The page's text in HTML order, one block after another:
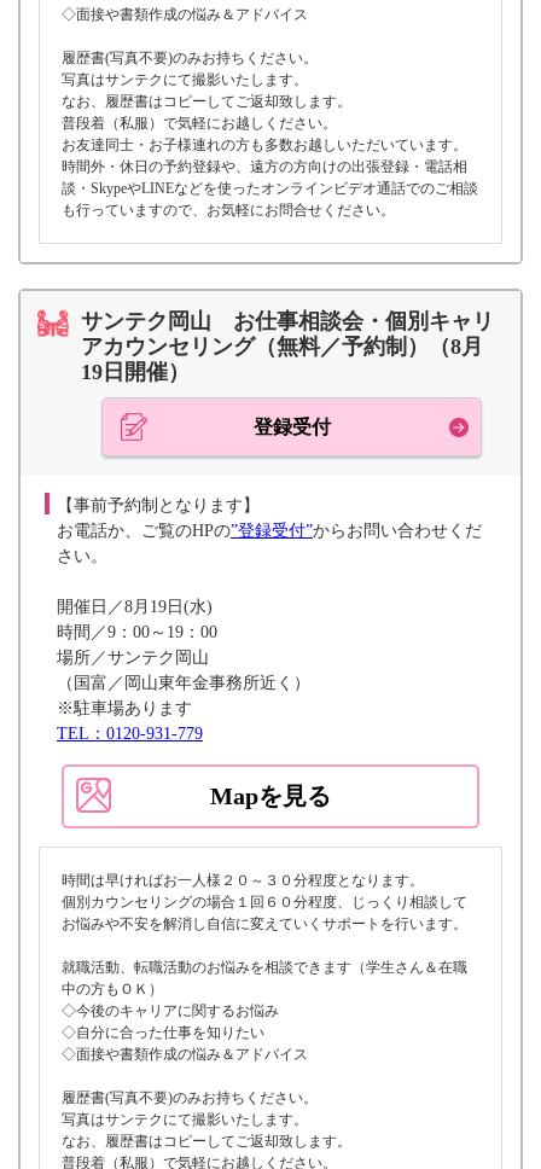
◇面接や書類作成の悩み＆アドバイス
履歴書(写真不要)のみお持ちください。
写真はサンテクにて撮影いたします。
なお、履歴書はコピーしてご返却致します。
普段着（私服）で気軽にお越しください。
お友達同士・お子様連れの方も多数お越しいただいています。
時間外・休日の予約登録や、遠方の方向けの出張登録・電話相
談・SkypeやLINEなどを使ったオンラインビデオ通話でのご相談
も行っていますので、お気軽にお問合せください。
サンテク岡山 お仕事相談会・個別キャリ
アカウンセリング（無料／予約制）（8月
19日開催）
登録受付
【事前予約制となります】
お電話か、ご覧のHPの”登録受付”からお問い合わせくだ
さい。
開催日／8月19日(水)
時間／9：00～19：00
場所／サンテク岡山
（国富／岡山東年金事務所近く）
※駐車場あります
TEL：0120-931-779
Mapを見る
時間は早ければお一人様２０～３０分程度となります。
個別カウンセリングの場合１回６０分程度、じっくり相談して
お悩みや不安を解消し自信に変えていくサポートを行います。
就職活動、転職活動のお悩みを相談できます（学生さん＆在職
中の方もＯＫ）
◇今後のキャリアに関するお悩み
◇自分に合った仕事を知りたい
◇面接や書類作成の悩み＆アドバイス
履歴書(写真不要)のみお持ちください。
写真はサンテクにて撮影いたします。
なお、履歴書はコピーしてご返却致します。
普段着（私服）で気軽にお越しください。